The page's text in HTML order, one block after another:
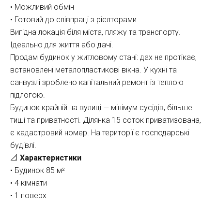
• Можливий обмін
• Готовий до співпраці з рієлторами
Вигідна локація біля міста, пляжу та транспорту.
Ідеально для життя або дачі.
Продам будинок у житловому стані: дах не протікає,
встановлені металопластикові вікна. У кухні та
санвузлі зроблено капітальний ремонт із теплою
підлогою.
Будинок крайній на вулиці — мінімум сусідів, більше
тиші та приватності. Ділянка 15 соток приватизована,
є кадастровий номер. На території є господарські
будівлі.
📐 Характеристики
• Будинок 85 м²
• 4 кімнати
• 1 поверх